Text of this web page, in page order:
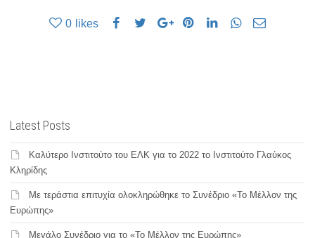
0 likes
Latest Posts
Καλύτερο Ινστιτούτο του ΕΛΚ για το 2022 το Ινστιτούτο Γλαύκος
Κληρίδης
Με τεράστια επιτυχία ολοκληρώθηκε το Συνέδριο «Το Μέλλον της
Ευρώπης»
Μεγάλο Συνέδριο για το «Το Μέλλον της Ευρώπης»